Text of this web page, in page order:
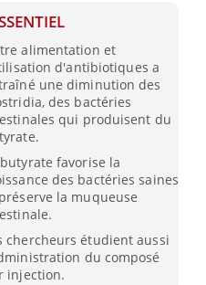
alimentation et
d'antibiotiques a
une diminution des
des bactéries
qui produisent du
favorise la
des bactéries saines
la muqueuse
chercheurs étudient aussi
du composé
injection.